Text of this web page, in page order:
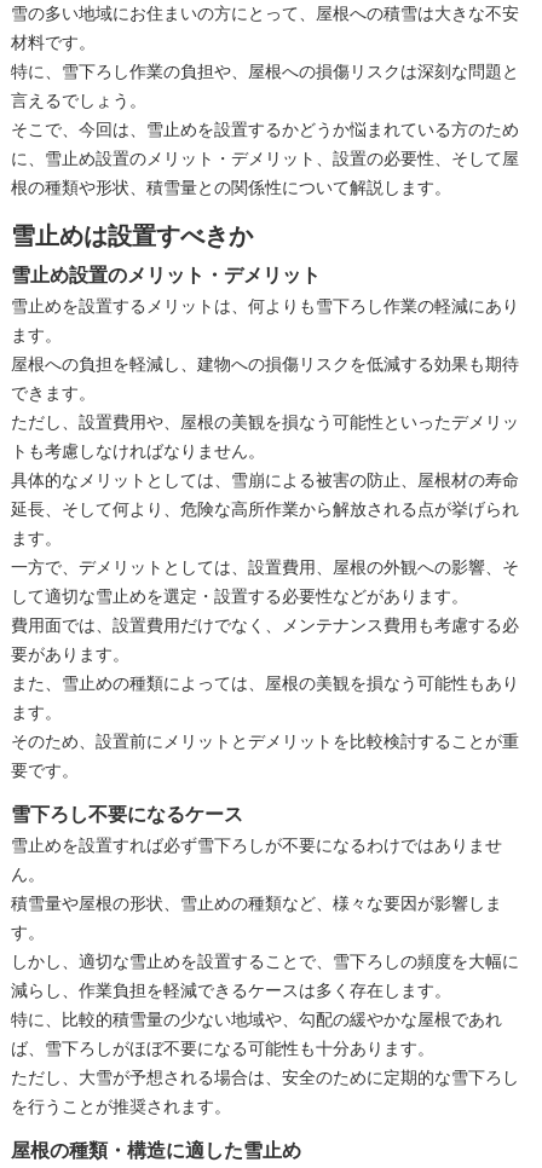
雪の多い地域にお住まいの方にとって、屋根への積雪は大きな不安
材料です。
特に、雪下ろし作業の負担や、屋根への損傷リスクは深刻な問題と
言えるでしょう。
そこで、今回は、雪止めを設置するかどうか悩まれている方のため
に、雪止め設置のメリット・デメリット、設置の必要性、そして屋
根の種類や形状、積雪量との関係性について解説します。
雪止めは設置すべきか
雪止め設置のメリット・デメリット
雪止めを設置するメリットは、何よりも雪下ろし作業の軽減にあり
ます。
屋根への負担を軽減し、建物への損傷リスクを低減する効果も期待
できます。
ただし、設置費用や、屋根の美観を損なう可能性といったデメリッ
トも考慮しなければなりません。
具体的なメリットとしては、雪崩による被害の防止、屋根材の寿命
延長、そして何より、危険な高所作業から解放される点が挙げられ
ます。
一方で、デメリットとしては、設置費用、屋根の外観への影響、そ
して適切な雪止めを選定・設置する必要性などがあります。
費用面では、設置費用だけでなく、メンテナンス費用も考慮する必
要があります。
また、雪止めの種類によっては、屋根の美観を損なう可能性もあり
ます。
そのため、設置前にメリットとデメリットを比較検討することが重
要です。
雪下ろし不要になるケース
雪止めを設置すれば必ず雪下ろしが不要になるわけではありませ
ん。
積雪量や屋根の形状、雪止めの種類など、様々な要因が影響しま
す。
しかし、適切な雪止めを設置することで、雪下ろしの頻度を大幅に
減らし、作業負担を軽減できるケースは多く存在します。
特に、比較的積雪量の少ない地域や、勾配の緩やかな屋根であれ
ば、雪下ろしがほぼ不要になる可能性も十分あります。
ただし、大雪が予想される場合は、安全のために定期的な雪下ろし
を行うことが推奨されます。
屋根の種類・構造に適した雪止め